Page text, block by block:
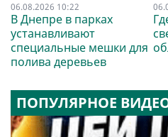
06.08.2026 10:22
В Днепре в парках
устанавливают
специальные мешки для
полива деревьев
ПОПУЛЯРНОЕ